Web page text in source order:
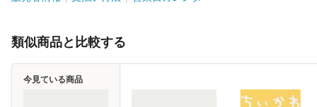
類似商品と比較する
今見ている商品